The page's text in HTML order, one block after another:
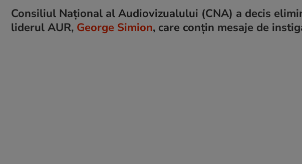
Consiliul Național al Audiovizualului (CNA) a decis
liderul AUR, George Simion, care conțin mesaje de